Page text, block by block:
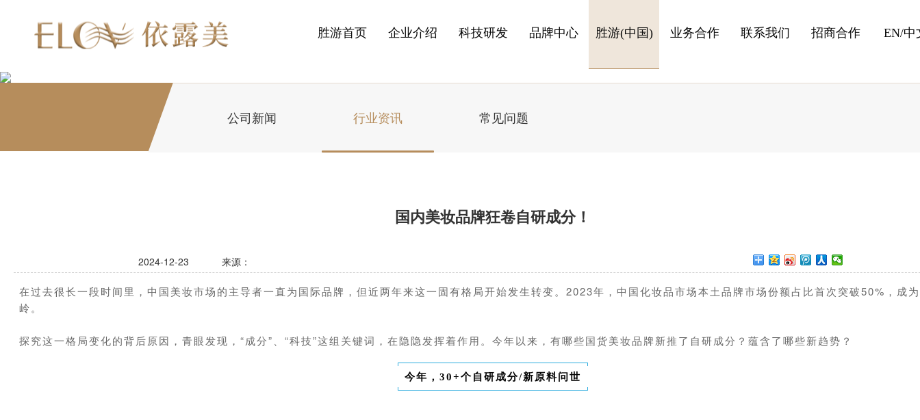
胜游首页 企业介绍 科技研发 品牌中心 胜游(中国) 业务合作 联系我们 招商合作 EN/中
公司新闻 行业资讯 常见问题
国内美妆品牌狂卷自研成分！
2024-12-23 来源：
在过去很长一段时间里，中国美妆市场的主导者一直为国际品牌，但近两年来这一固有格局开始发生转变。2023年，中国化妆品市场本土品牌市场份额占比首次突破50%，成
岭。
探究这一格局变化的背后原因，青眼发现，“成分”、“科技”这组关键词，在隐隐发挥着作用。今年以来，有哪些国货美妆品牌新推了自研成分？蕴含了哪些新趋势？
今年，30+个自研成分/新原料问世